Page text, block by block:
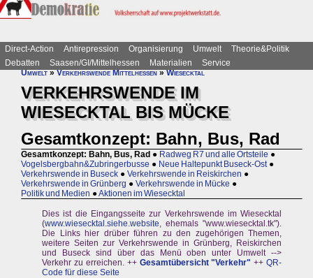
Direct-Action Antirepression Organisierung Umwelt
Theorie&Politik
Debatten
Saasen/GI/Mittelhessen Materialien
Service
Umwelt»Verkehrswende Mittelhessen»Wiesecktal
VERKEHRSWENDE IM
WIESECKTAL BIS MÜCKE
Gesamtkonzept: Bahn, Bus, Rad
Gesamtkonzept: Bahn, Bus, Rad ● Radweg R7 und alle Ortsteile ●
Vogelsbergbahn&Zubringerbusse ● Neue Haltepunkt Buseck-Ost ●
Verkehrswende in Buseck ● Verkehrswende in Reiskirchen ●
Verkehrswende in Grünberg ● Verkehrswende in Mücke ●
Politik und Medien ●Aktionen im Wiesecktal
Dies ist die Eingangsseite zur Verkehrswende im Wiesecktal
(www.wiesecktal.siehe.website, ehemals "www.wiesecktal.tk").
Die Links hier drüber führen zu den zugehörigen Themen,
weitere Seiten zur Verkehrswende in Grünberg, Reiskirchen
und Buseck sind über das Menü oben unter Umwelt -->
Verkehr zu erreichen. ++ Gesamtübersicht "Verkehr" ++QR-
Code für diese Seite